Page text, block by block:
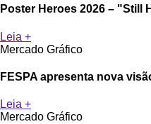
Poster Heroes 2026 – "Still
Leia +
Mercado Gráfico
FESPA apresenta nova
Leia +
Mercado Gráfico